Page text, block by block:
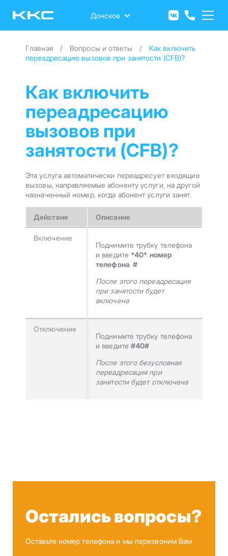
Донское
Главная Вопросы и ответы
Как включить
переадресацию вызовов при занятости (CFB)?
Как включить
переадресацию
вызовов при
занятости (CFB)?
Эта услуга автоматически переадресует входящие
вызовы, направляемые абоненту услуги, на другой
назначенный номер, когда абонент услуги занят.
Действие Описание
Включение
Поднимите трубку телефона
и введите *40* номер
телефона #
После этого переадресация
при занятости будет
включена
Отключение
Поднимите трубку телефона
и введите #40#
После этого безусловная
переадресация при
занятости будет отключена
Остались вопросы?
Оставьте номер телефона и мы перезвоним Вам